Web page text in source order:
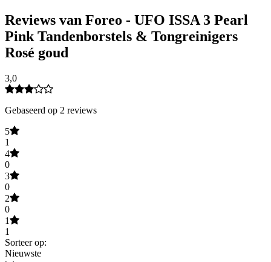
Reviews van Foreo - UFO ISSA 3 Pearl
Pink Tandenborstels & Tongreinigers
Rosé goud
3,0
Gebaseerd op 2 reviews
5
1
4
0
3
0
2
0
1
1
Sorteer op:
Nieuwste